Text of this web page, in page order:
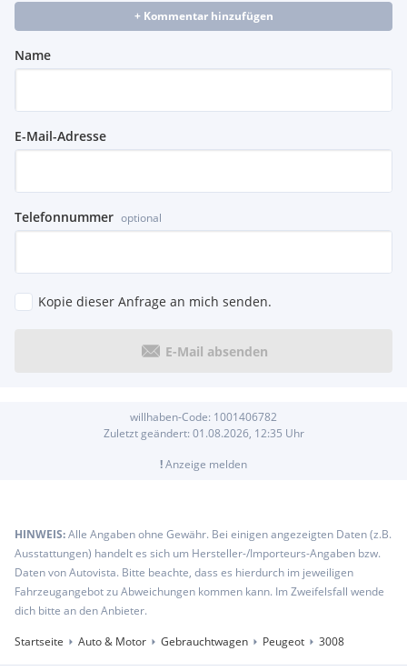
+ Kommentar hinzufügen
Name
E-Mail-Adresse
Telefonnummer optional
Kopie dieser Anfrage an mich senden.
E-Mail absenden
willhaben-Code: 1001406782
Zuletzt geändert: 01.08.2026, 12:35 Uhr
!Anzeige melden
HINWEIS:Alle Angaben ohne Gewähr. Bei einigen angezeigten Daten (z.B.
Ausstattungen) handelt es sich um Hersteller-/Importeurs-Angaben bzw.
Daten von Autovista. Bitte beachte, dass es hierdurch im jeweiligen
Fahrzeugangebot zu Abweichungen kommen kann. Im Zweifelsfall wende
dich bitte an den Anbieter.
Startseite
Auto & Motor Gebrauchtwagen Peugeot 3008